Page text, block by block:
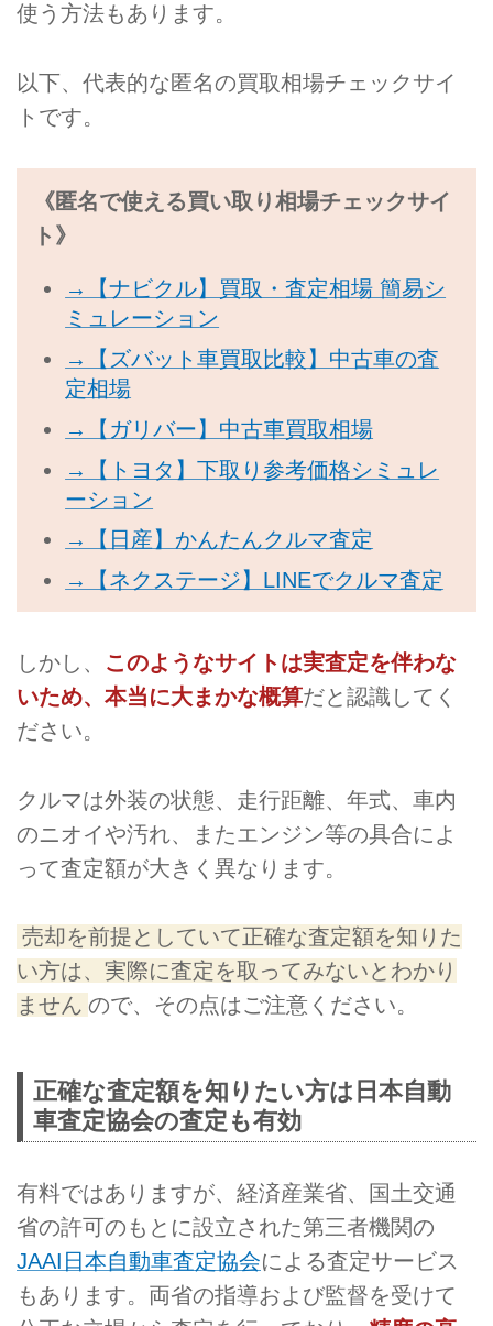
使う方法もあります。
以下、代表的な匿名の買取相場チェックサイ
トです。
《匿名で使える買い取り相場チェックサイ
ト》
→【ナビクル】買取・査定相場 簡易シ
ミュレーション
→【ズバット車買取比較】中古車の査
定相場
→【ガリバー】中古車買取相場
→【トヨタ】下取り参考価格シミュレ
ーション
→【日産】かんたんクルマ査定
→【ネクステージ】LINEでクルマ査定
しかし、 このようなサイトは実査定を伴わな
いため、本当に大まかな概算だと認識してく
ださい。
クルマは外装の状態、走行距離、年式、車内
のニオイや汚れ、またエンジン等の具合によ
って査定額が大きく異なります。
売却を前提としていて正確な査定額を知りた
い方は、実際に査定を取ってみないとわかり
ません ので、その点はご注意ください。
正確な査定額を知りたい方は日本自動
車査定協会の査定も有効
有料ではありますが、経済産業省、国土交通
省の許可のもとに設立された第三者機関の
JAAI日本自動車査定協会による査定サービス
もあります。両省の指導および監督を受けて